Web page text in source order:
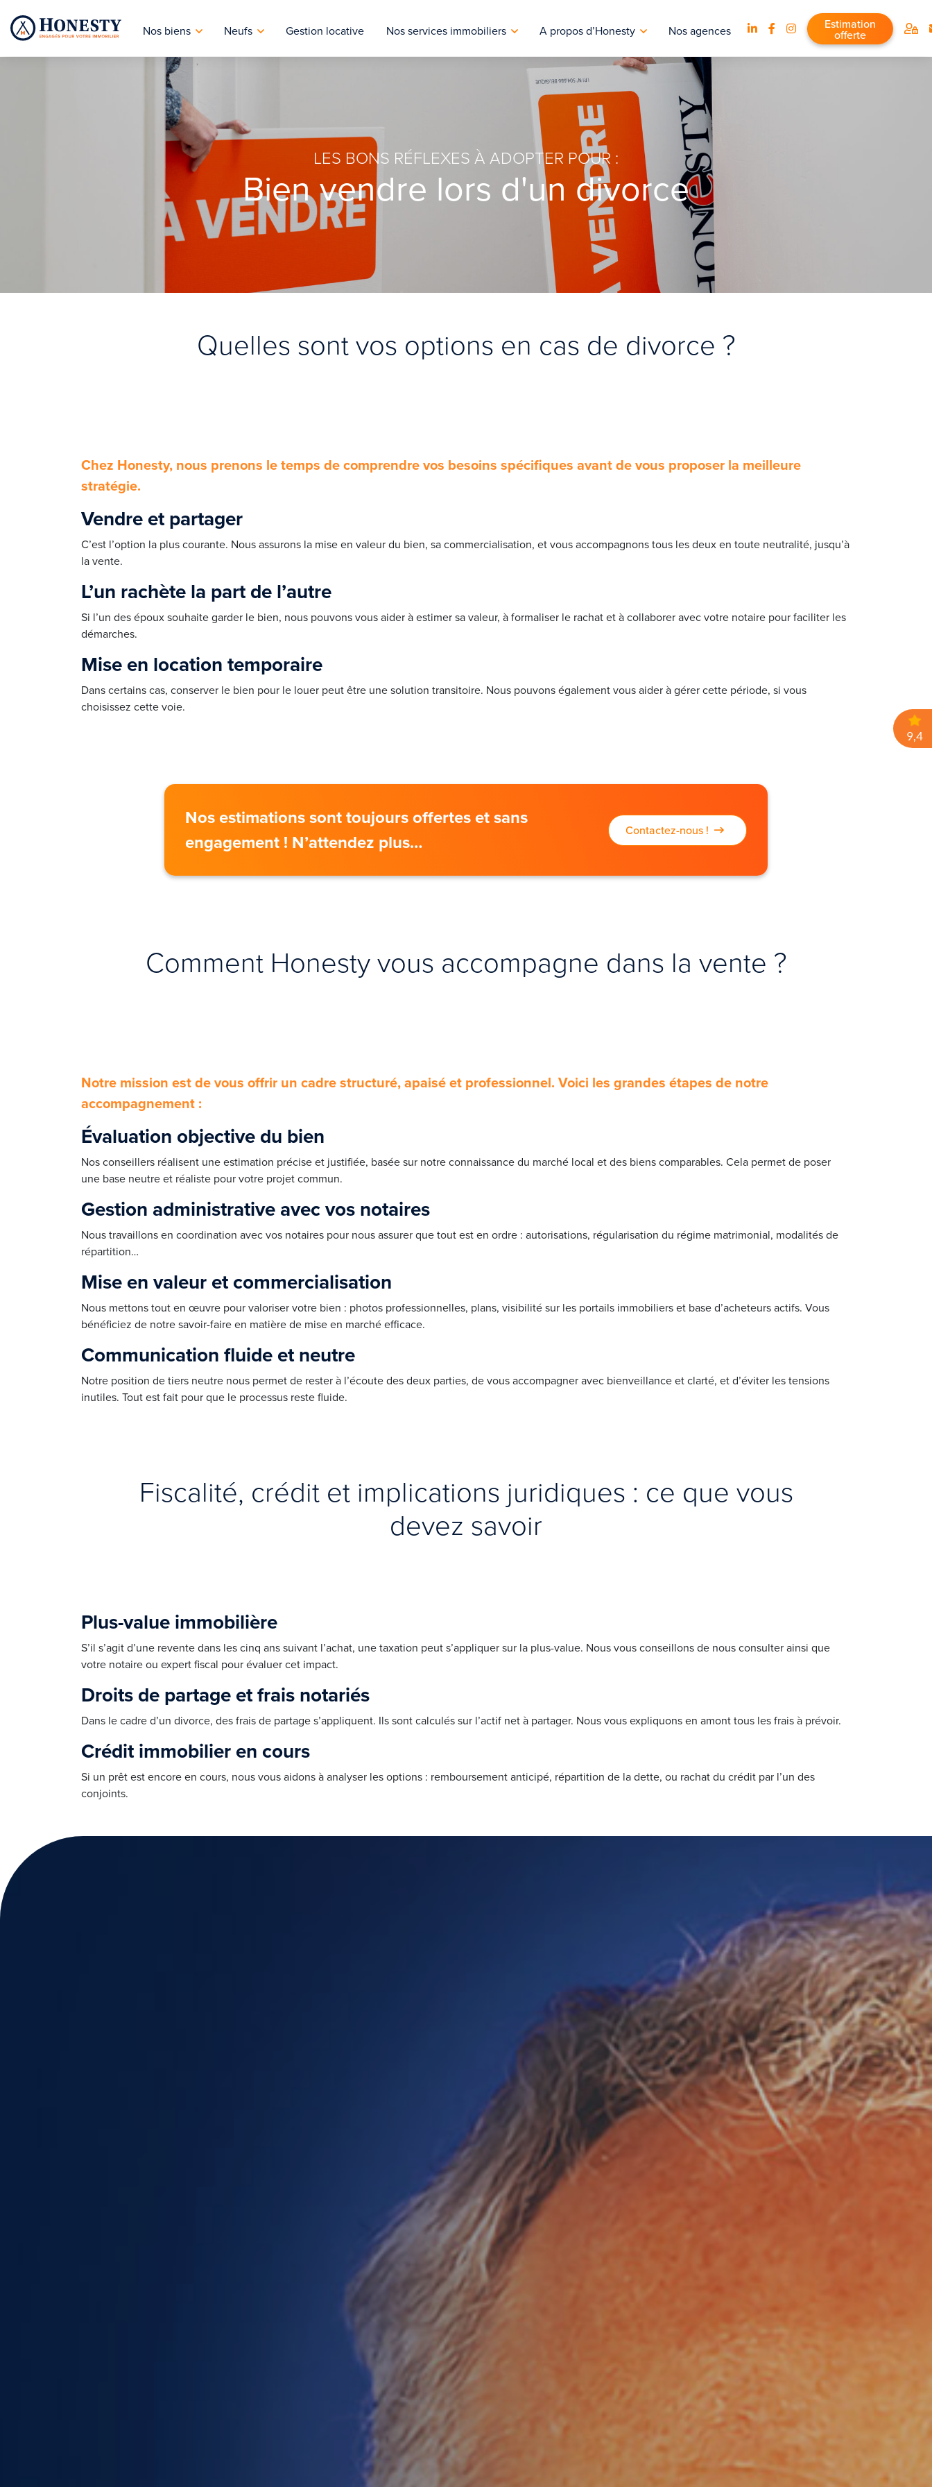
Nos biens Neufs Gestion locative Nos services immobiliers A propos d’Honesty Nos agences Estimation
offerte
LES BONS RÉFLEXES À ADOPTER POUR :
Bien vendre lors d'un divorce
Quelles sont vos options en cas de divorce ?
Chez Honesty, nous prenons le temps de comprendre vos besoins spécifiques avant de vous proposer la meilleure
stratégie.
Vendre et partager
C’est l’option la plus courante. Nous assurons la mise en valeur du bien, sa commercialisation, et vous accompagnons tous les deux en toute neutralité, jusqu’à
la vente.
L’un rachète la part de l’autre
Si l’un des époux souhaite garder le bien, nous pouvons vous aider à estimer sa valeur, à formaliser le rachat et à collaborer avec votre notaire pour faciliter les
démarches.
Mise en location temporaire
Dans certains cas, conserver le bien pour le louer peut être une solution transitoire. Nous pouvons également vous aider à gérer cette période, si vous
choisissez cette voie.
Nos estimations sont toujours offertes et sans
engagement ! N’attendez plus…
Contactez-nous !
Comment Honesty vous accompagne dans la vente ?
Notre mission est de vous offrir un cadre structuré, apaisé et professionnel. Voici les grandes étapes de notre
accompagnement :
Évaluation objective du bien
Nos conseillers réalisent une estimation précise et justifiée, basée sur notre connaissance du marché local et des biens comparables. Cela permet de poser
une base neutre et réaliste pour votre projet commun.
Gestion administrative avec vos notaires
Nous travaillons en coordination avec vos notaires pour nous assurer que tout est en ordre : autorisations, régularisation du régime matrimonial, modalités de
répartition…
Mise en valeur et commercialisation
Nous mettons tout en œuvre pour valoriser votre bien : photos professionnelles, plans, visibilité sur les portails immobiliers et base d’acheteurs actifs. Vous
bénéficiez de notre savoir-faire en matière de mise en marché efficace.
Communication fluide et neutre
Notre position de tiers neutre nous permet de rester à l’écoute des deux parties, de vous accompagner avec bienveillance et clarté, et d’éviter les tensions
inutiles. Tout est fait pour que le processus reste fluide.
Fiscalité, crédit et implications juridiques : ce que vous
devez savoir
Plus-value immobilière
S’il s’agit d’une revente dans les cinq ans suivant l’achat, une taxation peut s’appliquer sur la plus-value. Nous vous conseillons de nous consulter ainsi que
votre notaire ou expert fiscal pour évaluer cet impact.
Droits de partage et frais notariés
Dans le cadre d’un divorce, des frais de partage s’appliquent. Ils sont calculés sur l’actif net à partager. Nous vous expliquons en amont tous les frais à prévoir.
Crédit immobilier en cours
Si un prêt est encore en cours, nous vous aidons à analyser les options : remboursement anticipé, répartition de la dette, ou rachat du crédit par l’un des
conjoints.